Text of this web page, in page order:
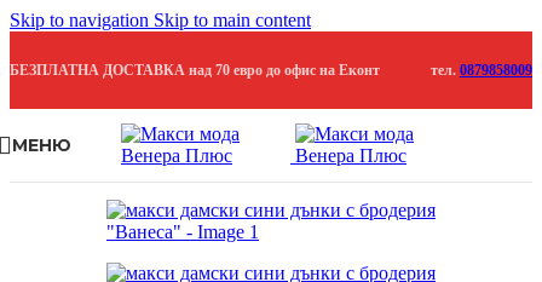
Skip to navigation Skip to main content
БЕЗПЛАТНА ДОСТАВКА над 70 евро до офис на Еконт тел. 0879858009
МЕНЮ